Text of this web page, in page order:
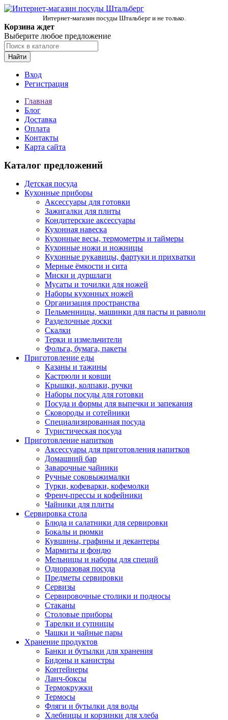
Интернет-магазин посуды Штальберг и не только.
Корзина ждет
Выберите любое предложение
Найти
Вход
Регистрация
Главная
Блог
Доставка
Оплата
Контакты
Карта сайта
Каталог предложений
Детская посуда
Кухонные приборы
Аксессуары для готовки
Зажигалки для плиты
Кондитерские аксессуары
Кухонная навеска
Кухонные весы, термометры и таймеры
Кухонные ножи и ножницы
Кухонные рукавицы, фартуки и прихватки
Мерные ёмкости и сита
Миски и дуршлаги
Мусаты и точилки для ножей
Наборы кухонных ножей
Организация пространства
Пельменницы, машинки для пасты и равиоли
Разделочные доски
Скалки
Терки и измельчители
Фольга, бумага, пакеты
Приготовление еды
Казаны и тажины
Кастрюли и ковши
Крышки, колпаки, ручки
Наборы посуды для готовки
Посуда и формы для выпечки и запекания
Сковороды и сотейники
Специализированная посуда
Туристическая посуда
Приготовление напитков
Аксессуары для приготовления напитков
Домашний бар
Заварочные чайники
Ручные соковыжималки
Турки, кофеварки, кофемолки
Френч-прессы и кофейники
Чайники для плиты
Сервировка стола
Блюда и салатники для сервировки
Бокалы и рюмки
Кувшины, графины и декантеры
Мармиты и фондю
Мельницы и наборы для специй
Одноразовая посуда
Предметы сервировки
Сервизы
Сервировочные столики и подносы
Стаканы
Столовые приборы
Тарелки и супницы
Чашки и чайные пары
Хранение продуктов
Банки и бутылки для хранения
Бидоны и канистры
Контейнеры
Ланч-боксы
Термокружки
Термосы
Фляги и бутылки для воды
Хлебницы и корзинки для хлеба